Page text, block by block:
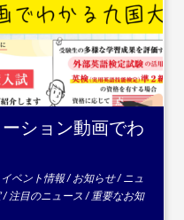
ション動画でわ
イベント情報/お知らせ/ニュ
/注目のニュース/重要なお知